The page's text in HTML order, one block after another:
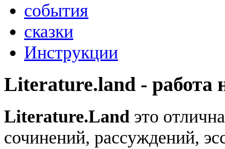
события
сказки
Инструкции
Literature.land - работа
Literature.Land это
сочинений, рассуждений,